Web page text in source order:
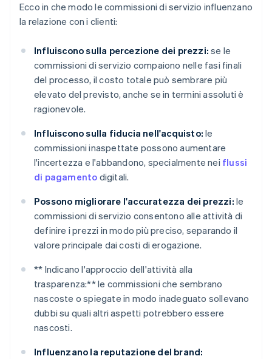
Ecco in che modo le commissioni di servizio influenzano
la relazione con i clienti:
Influiscono sulla percezione dei prezzi: se le
commissioni di servizio compaiono nelle fasi finali
del processo, il costo totale può sembrare più
elevato del previsto, anche se in termini assoluti è
ragionevole.
Influiscono sulla fiducia nell'acquisto: le
commissioni inaspettate possono aumentare
l'incertezza e l'abbandono, specialmente nei flussi
di pagamento digitali.
Possono migliorare l'accuratezza dei prezzi: le
commissioni di servizio consentono alle attività di
definire i prezzi in modo più preciso, separando il
valore principale dai costi di erogazione.
** Indicano l'approccio dell'attività alla
trasparenza:** le commissioni che sembrano
nascoste o spiegate in modo inadeguato sollevano
dubbi su quali altri aspetti potrebbero essere
nascosti.
Influenzano la reputazione del brand: